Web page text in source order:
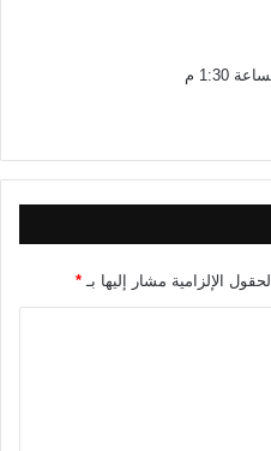
الحقول الإلزامية مشار إليها بـ *